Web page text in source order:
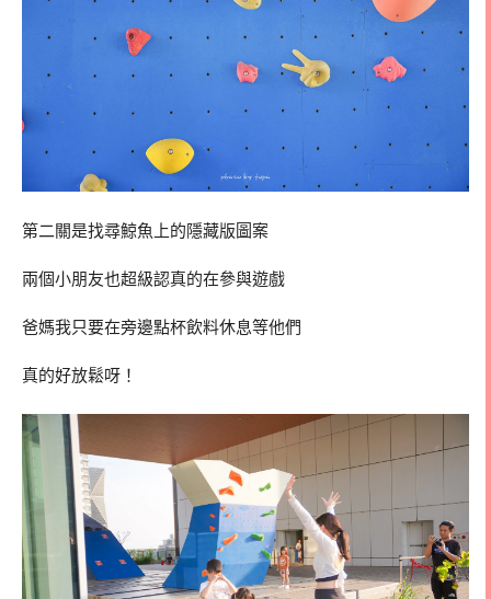
第二關是找尋鯨魚上的隱藏版圖案
兩個小朋友也超級認真的在參與遊戲
爸媽我只要在旁邊點杯飲料休息等他們
真的好放鬆呀！